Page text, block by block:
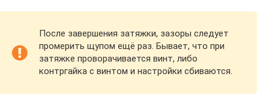
После завершения затяжки, зазоры следует
промерить щупом ещё раз. Бывает, что при
затяжке проворачивается винт, либо
контргайка с винтом и настройки сбиваются.